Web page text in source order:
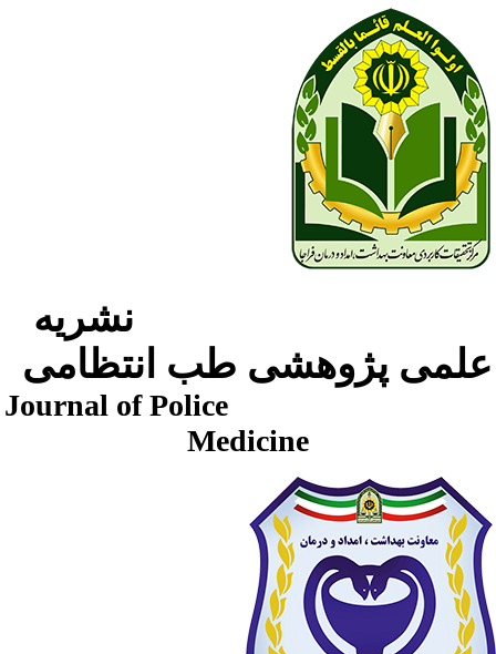
نشریه
پژوهشی طب انتظامی
Journal of Police
Medicine